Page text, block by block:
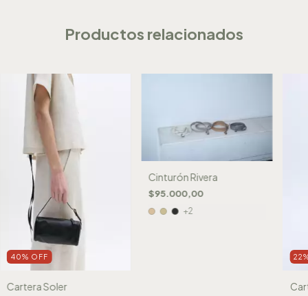
Productos relacionados
40% OFF
Cartera Soler
Cinturón Rivera
$95.000,00
+2
22